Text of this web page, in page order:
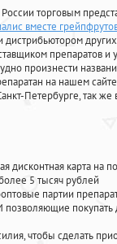
торговым
вместе
дистрибьютором
препаратов
произнести
на нашем
Петербурге, так
дисконтная карта на
5 тысяч рублей
партии
чтобы сделать